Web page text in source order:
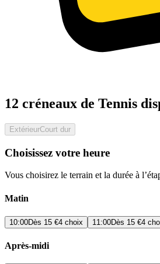
12 créneaux de Tennis
ExtérieurCourt dur
Choisissez votre heure
Vous choisirez le terrain et la durée à
Matin
10:00Dès 15 €4 choix 11:00Dès 15 €4
Après-midi